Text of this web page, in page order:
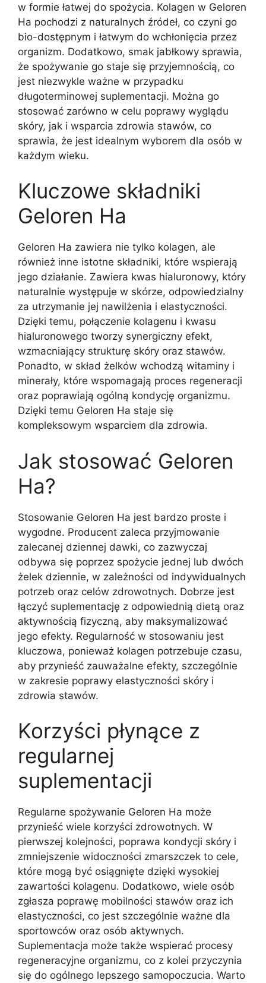
w formie łatwej do spożycia. Kolagen w Geloren
Ha pochodzi z naturalnych źródeł, co czyni go
bio-dostępnym i łatwym do wchłonięcia przez
organizm. Dodatkowo, smak jabłkowy sprawia,
że spożywanie go staje się przyjemnością, co
jest niezwykle ważne w przypadku
długoterminowej suplementacji. Można go
stosować zarówno w celu poprawy wyglądu
skóry, jak i wsparcia zdrowia stawów, co
sprawia, że jest idealnym wyborem dla osób w
każdym wieku.
Kluczowe składniki
Geloren Ha
Geloren Ha zawiera nie tylko kolagen, ale
również inne istotne składniki, które wspierają
jego działanie. Zawiera kwas hialuronowy, który
naturalnie występuje w skórze, odpowiedzialny
za utrzymanie jej nawilżenia i elastyczności.
Dzięki temu, połączenie kolagenu i kwasu
hialuronowego tworzy synergiczny efekt,
wzmacniający strukturę skóry oraz stawów.
Ponadto, w skład żelków wchodzą witaminy i
minerały, które wspomagają proces regeneracji
oraz poprawiają ogólną kondycję organizmu.
Dzięki temu Geloren Ha staje się
kompleksowym wsparciem dla zdrowia.
Jak stosować Geloren
Ha?
Stosowanie Geloren Ha jest bardzo proste i
wygodne. Producent zaleca przyjmowanie
zalecanej dziennej dawki, co zazwyczaj
odbywa się poprzez spożycie jednej lub dwóch
żelek dziennie, w zależności od indywidualnych
potrzeb oraz celów zdrowotnych. Dobrze jest
łączyć suplementację z odpowiednią dietą oraz
aktywnością fizyczną, aby maksymalizować
jego efekty. Regularność w stosowaniu jest
kluczowa, ponieważ kolagen potrzebuje czasu,
aby przynieść zauważalne efekty, szczególnie
w zakresie poprawy elastyczności skóry i
zdrowia stawów.
Korzyści płynące z
regularnej
suplementacji
Regularne spożywanie Geloren Ha może
przynieść wiele korzyści zdrowotnych. W
pierwszej kolejności, poprawa kondycji skóry i
zmniejszenie widoczności zmarszczek to cele,
które mogą być osiągnięte dzięki wysokiej
zawartości kolagenu. Dodatkowo, wiele osób
zgłasza poprawę mobilności stawów oraz ich
elastyczności, co jest szczególnie ważne dla
sportowców oraz osób aktywnych.
Suplementacja może także wspierać procesy
regeneracyjne organizmu, co z kolei przyczynia
się do ogólnego lepszego samopoczucia. Warto